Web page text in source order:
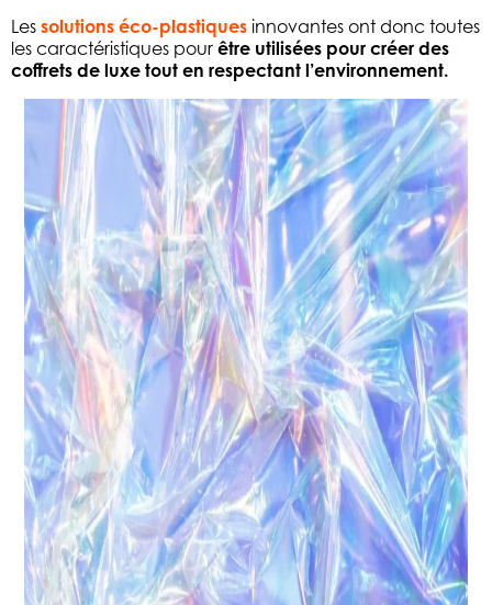
Lessolutions éco-plastiques innovantes ont donc toutes
les caractéristiques pourêtre utilisées pour créer des
coffrets de luxe tout en respectant l’environnement.